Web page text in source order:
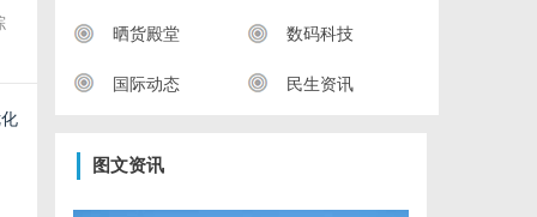
晒货殿堂 数码科技
国际动态 民生资讯
图文资讯